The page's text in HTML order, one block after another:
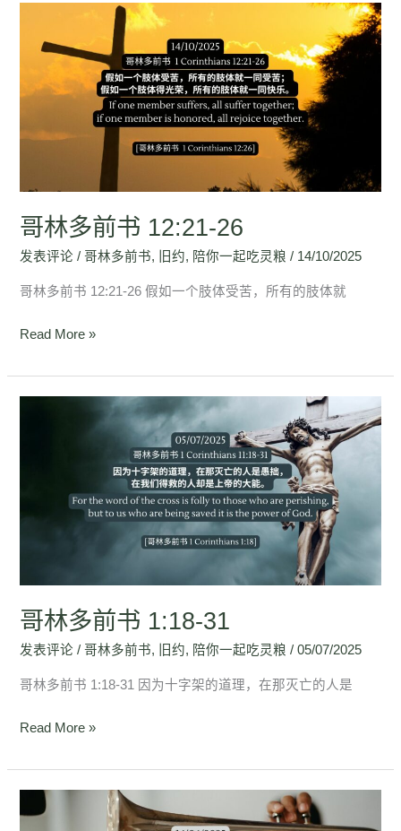
哥林多前书 12:21-26
发表评论 /哥林多前书, 旧约, 陪你一起吃灵粮 / 14/10/2025
哥林多前书 12:21-26 假如一个肢体受苦，所有的肢体就
12:21-
Read More »
哥林多前书 1:18-31
发表评论 /哥林多前书, 旧约, 陪你一起吃灵粮 /05/07/2025
哥林多前书 1:18-31 因为十字架的道理，在那灭亡的人是
Read More »